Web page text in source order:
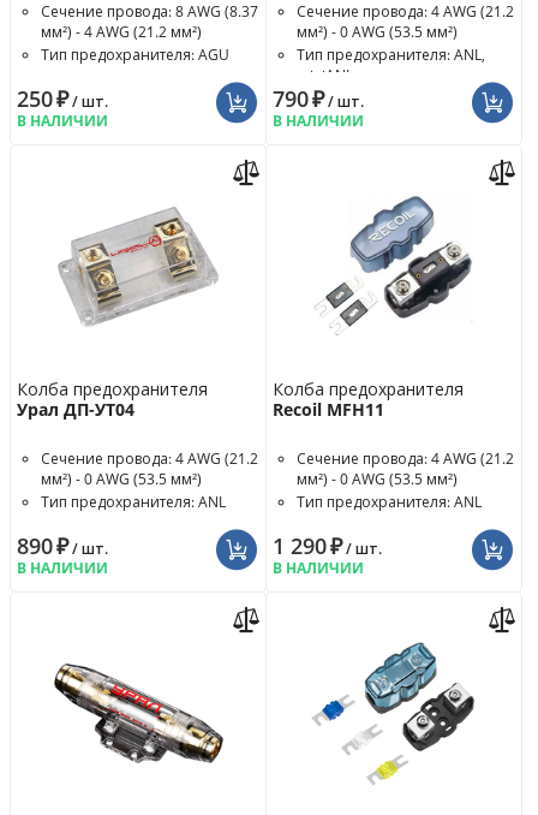
Сечение провода: 8 AWG (8.37
мм²) - 4 AWG (21.2 мм²)
Тип предохранителя: AGU
250₽/ шт.
В НАЛИЧИИ
Сечение провода: 4 AWG (21.2
мм²) - 0 AWG (53.5 мм²)
Тип предохранителя: ANL,
miniANL
790₽/ шт.
В НАЛИЧИИ
Колба предохранителя
Урал ДП-УТ04
Сечение провода: 4 AWG (21.2
мм²) - 0 AWG (53.5 мм²)
Тип предохранителя: ANL
890₽/ шт.
В НАЛИЧИИ
Колба предохранителя
Recoil MFH11
Сечение провода: 4 AWG (21.2
мм²) - 0 AWG (53.5 мм²)
Тип предохранителя: ANL
1 290₽/ шт.
В НАЛИЧИИ